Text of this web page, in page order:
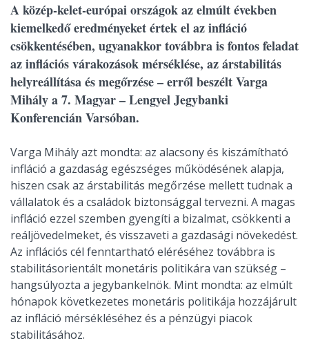
A közép-kelet-európai országok az elmúlt években
kiemelkedő eredményeket értek el az infláció
csökkentésében, ugyanakkor továbbra is fontos feladat
az inflációs várakozások mérséklése, az árstabilitás
helyreállítása és megőrzése – erről beszélt Varga
Mihály a 7. Magyar – Lengyel Jegybanki
Konferencián Varsóban.
Varga Mihály azt mondta: az alacsony és kiszámítható
infláció a gazdaság egészséges működésének alapja,
hiszen csak az árstabilitás megőrzése mellett tudnak a
vállalatok és a családok biztonsággal tervezni. A magas
infláció ezzel szemben gyengíti a bizalmat, csökkenti a
reáljövedelmeket, és visszaveti a gazdasági növekedést.
Az inflációs cél fenntartható eléréséhez továbbra is
stabilitásorientált monetáris politikára van szükség –
hangsúlyozta a jegybankelnök. Mint mondta: az elmúlt
hónapok következetes monetáris politikája hozzájárult
az infláció mérsékléséhez és a pénzügyi piacok
stabilitásához.